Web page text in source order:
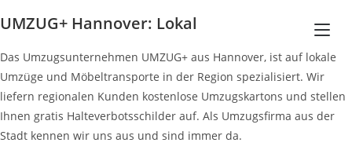
UMZUG+ Hannover: Lokal
Das Umzugsunternehmen UMZUG+ aus Hannover, ist auf lokale
Umzüge und Möbeltransporte in der Region spezialisiert. Wir
liefern regionalen Kunden kostenlose Umzugskartons und stellen
Ihnen gratis Halteverbotsschilder auf. Als Umzugsfirma aus der
Stadt kennen wir uns aus und sind immer da.